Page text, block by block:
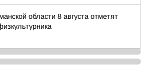
области 8 августа отметят